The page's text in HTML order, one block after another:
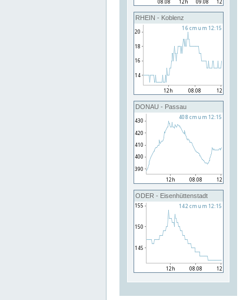
RHEIN - Koblenz
DONAU - Passau
ODER - Eisenhüttenstadt